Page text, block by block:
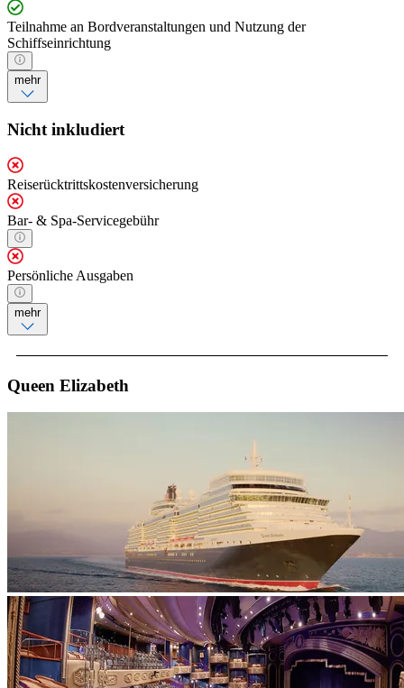
Teilnahme an Bordveranstaltungen und Nutzung der
Schiffseinrichtung
mehr
Nicht inkludiert
Reiserücktrittskostenversicherung
Bar- & Spa-Servicegebühr
Persönliche Ausgaben
mehr
Queen Elizabeth